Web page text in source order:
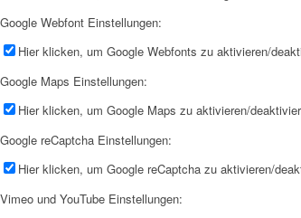
Google Webfont Einstellungen:
Hier klicken, um Google Webfonts zu aktivieren/
Google Maps Einstellungen:
Hier klicken, um Google Maps zu aktivieren/
Google reCaptcha Einstellungen:
Hier klicken, um Google reCaptcha zu aktivieren/
Vimeo und YouTube Einstellungen: